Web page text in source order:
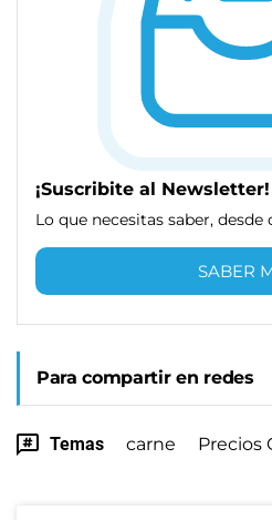
¡Suscribite al Newsletter!
Lo que necesitas saber, desde
SABER
Para compartir en redes
Temas carne Precios